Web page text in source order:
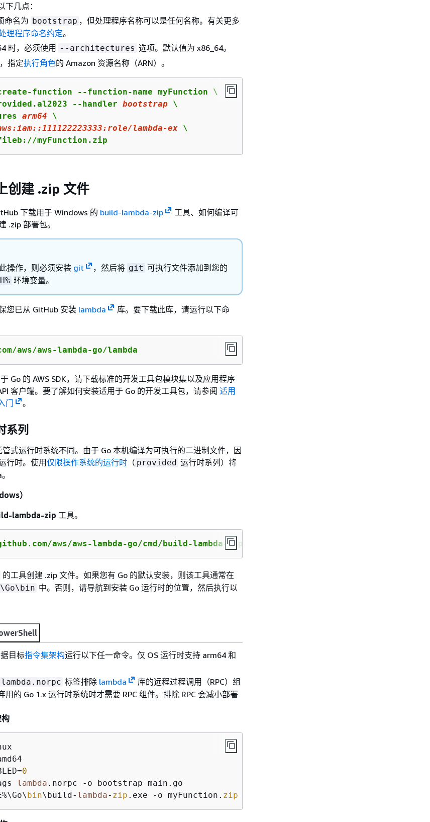
几点：
命名为 bootstrap ，但处理程序名称可以是任何名称。有关更多
理程序命名约定。
时，必须使用 --architectures 选项。默认值为 x86_64。
，指定执行角色的 Amazon 资源名称（ARN）。
function --function-name myFunction \
--handler bootstrap \
arm64 \
iam::111122223333:role/lambda-ex \
myFunction.zip
创建 .zip 文件
下载用于 Windows 的 build-lambda-zip
工具、如何编译可
.zip 部署包。
操作，则必须安装 git ，然后将 git 可执行文件添加到您的
环境变量。
您已从 GitHub 安装 lambda
库。要下载此库，请运行以下命
aws/aws-lambda-go/lambda
Go 的 AWS SDK，请下载标准的开发工具包模块集以及应用程序
客户端。要了解如何安装适用于 Go 的开发工具包，请参阅 适用
门
。
系列
式运行时系统不同。由于 Go 本机编译为可执行的二进制文件，因
行时。使用仅限操作系统的运行时 （ provided 运行时系列）将
）
lambda-zip 工具。
aws/aws-lambda-go/cmd/build-lambda-zip@latest
的工具创建 .zip 文件。如果您有 Go 的默认安装，则该工具通常在
中。否则，请导航到安装 Go 运行时的位置，然后执行以
目标指令集架构运行以下任一命令。仅 OS 运行时支持 arm64 和
lambda.norpc 标签排除 lambda
库的远程过程调用（RPC）组
用的 Go 1.x 运行时系统时才需要 RPC 组件。排除 RPC 会减小部署
0
lambda .norpc -o bootstrap main.go
bin\build- lambda- zip .exe -o myFunction. zip